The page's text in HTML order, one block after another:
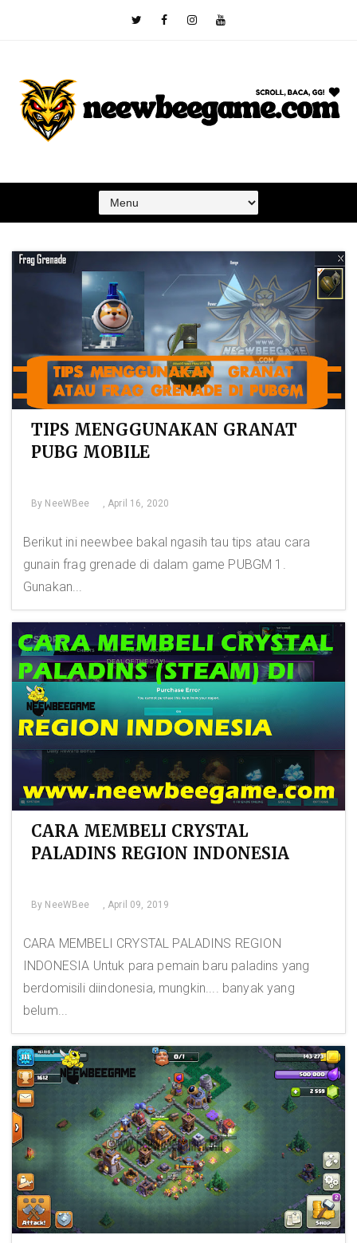
TIPS MENGGUNAKAN GRANAT
PUBG MOBILE
By NeeWBee , April 16, 2020
Berikut ini neewbee bakal ngasih tau tips atau cara
gunain frag grenade di dalam game PUBGM 1.
Gunakan...
CARA MEMBELI CRYSTAL
PALADINS REGION INDONESIA
By NeeWBee , April 09, 2019
CARA MEMBELI CRYSTAL PALADINS REGION
INDONESIA Untuk para pemain baru paladins yang
berdomisili diindonesia, mungkin.... banyak yang
belum...